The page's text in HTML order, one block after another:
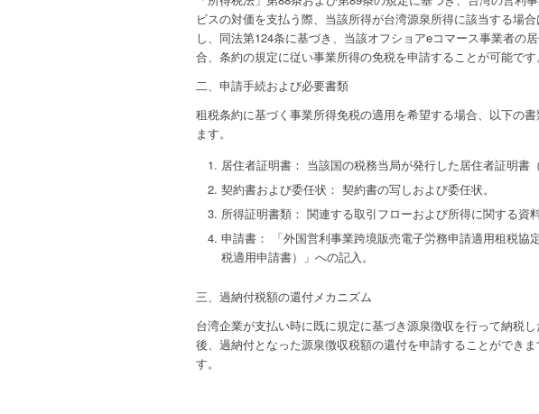
ビスの対価を支払う際、当該所得が台湾源泉所得に該当する場
し、同法第124条に基づき、当該オフショアeコマース事業者の
合、条約の規定に従い事業所得の免税を申請することが可能です。
二、申請手続および必要書類
租税条約に基づく事業所得免税の適用を希望する場合、以下の
ます。
居住者証明書： 当該国の税務当局が発行した居住者証明書
契約書および委任状： 契約書の写しおよび委任状。
所得証明書類： 関連する取引フローおよび所得に関する資料
申請書： 「外国営利事業跨境販売電子労務申請適用租税
税適用申請書）」への記入。
三、過納付税額の還付メカニズム
台湾企業が支払い時に既に規定に基づき源泉徴収を行って納税
後、過納付となった源泉徴収税額の還付を申請することができ
す。